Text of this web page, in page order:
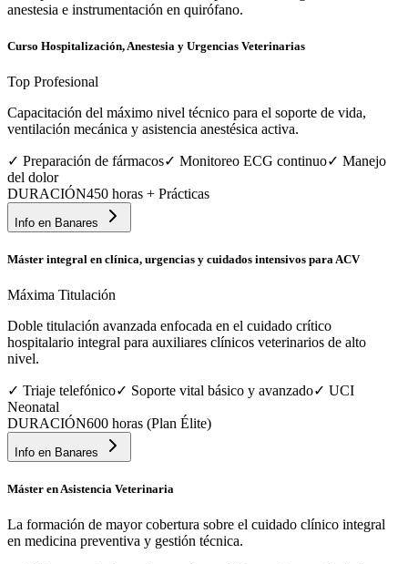
anestesia e instrumentación en quirófano.
Curso Hospitalización, Anestesia y Urgencias Veterinarias
Top Profesional
Capacitación del máximo nivel técnico para el soporte de vida,
ventilación mecánica y asistencia anestésica activa.
✓ Preparación de fármacos✓ Monitoreo ECG continuo✓ Manejo
del dolor
DURACIÓN450 horas + Prácticas
Info en Banares
Máster integral en clínica, urgencias y cuidados intensivos para ACV
Máxima Titulación
Doble titulación avanzada enfocada en el cuidado crítico
hospitalario integral para auxiliares clínicos veterinarios de alto
nivel.
✓ Triaje telefónico✓ Soporte vital básico y avanzado✓ UCI
Neonatal
DURACIÓN600 horas (Plan Élite)
Info en Banares
Máster en Asistencia Veterinaria
La formación de mayor cobertura sobre el cuidado clínico integral
en medicina preventiva y gestión técnica.